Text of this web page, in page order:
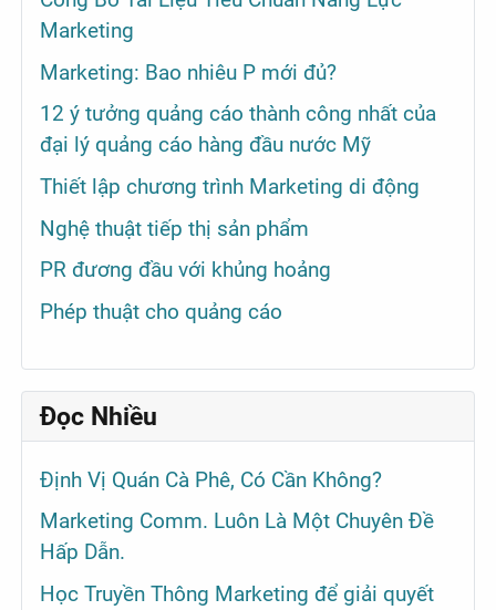
Marketing
Marketing: Bao nhiêu P mới đủ?
12 ý tưởng quảng cáo thành công nhất của
đại lý quảng cáo hàng đầu nước Mỹ
Thiết lập chương trình Marketing di động
Nghệ thuật tiếp thị sản phẩm
PR đương đầu với khủng hoảng
Phép thuật cho quảng cáo
Đọc Nhiều
Định Vị Quán Cà Phê, Có Cần Không?
Marketing Comm. Luôn Là Một Chuyên Đề
Hấp Dẫn.
Học Truyền Thông Marketing để giải quyết